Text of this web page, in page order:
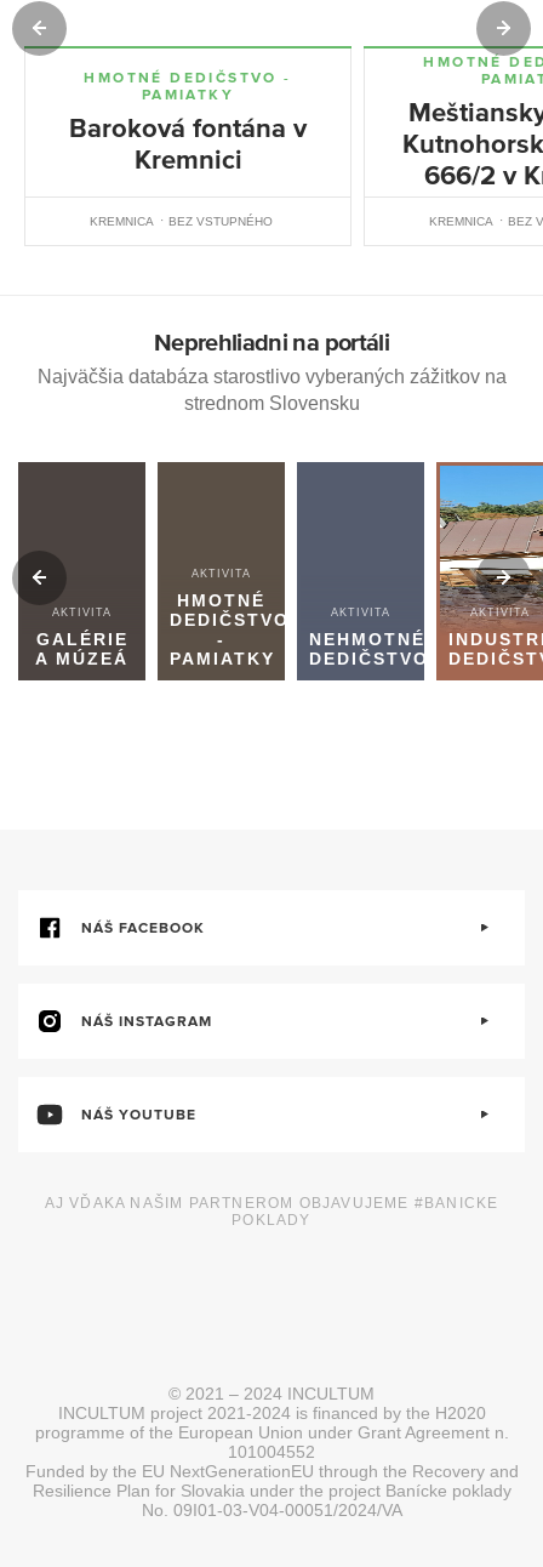
HMOTNÉ DEDIČSTVO -
PAMIATKY
Baroková fontána v
Kremnici
KREMNICA BEZ VSTUPNÉHO
HMOTNÉ
666/2 v
KREMNICA BEZ
Neprehliadni na portáli
Najväčšia databáza starostlivo vyberaných zážitkov na
strednom Slovensku
AKTIVITA
GALÉRIE
A MÚZEÁ
AKTIVITA
HMOTNÉ
DEDIČSTVO
-
PAMIATKY
AKTIVITA
NEHMOTNÉ
DEDIČSTVO
AKTIVITA
NÁŠ FACEBOOK
NÁŠ INSTAGRAM
NÁŠ YOUTUBE
AJ VĎAKA NAŠIM PARTNEROM OBJAVUJEME #BANICKE
POKLADY
© 2021 – 2024 INCULTUM
INCULTUM project 2021-2024 is financed by the H2020
programme of the European Union under Grant Agreement n.
101004552
Funded by the EU NextGenerationEU through the Recovery and
Resilience Plan for Slovakia under the project Banícke poklady
No. 09I01-03-V04-00051/2024/VA